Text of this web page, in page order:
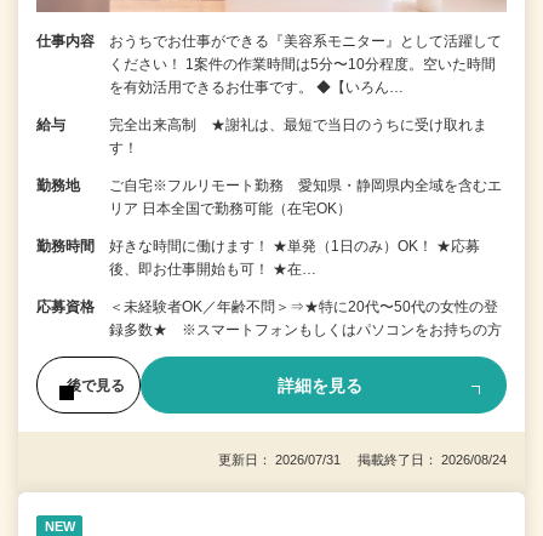
仕事内容
おうちでお仕事ができる『美容系モニター』として活躍して
ください！ 1案件の作業時間は5分〜10分程度。空いた時間
を有効活用できるお仕事です。 ◆【いろん…
給与
完全出来高制 ★謝礼は、最短で当日のうちに受け取れま
す！
勤務地
ご自宅※フルリモート勤務 愛知県・静岡県内全域を含むエ
リア 日本全国で勤務可能（在宅OK）
勤務時間
好きな時間に働けます！ ★単発（1日のみ）OK！ ★応募
後、即お仕事開始も可！ ★在…
応募資格
＜未経験者OK／年齢不問＞⇒★特に20代〜50代の女性の登
録多数★ ※スマートフォンもしくはパソコンをお持ちの方
後で見る 詳細を見る
更新日： 2026/07/31 掲載終了日： 2026/08/24
NEW